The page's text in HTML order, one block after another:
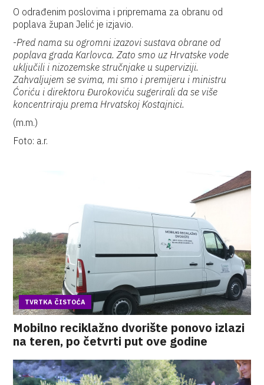
O odrađenim poslovima i pripremama za obranu od
poplava župan Jelić je izjavio.
-Pred nama su ogromni izazovi sustava obrane od
poplava grada Karlovca. Zato smo uz Hrvatske vode
uključili i nizozemske stručnjake u superviziji.
Zahvaljujem se svima, mi smo i premijeru i ministru
Ćoriću i direktoru Đurokoviću sugerirali da se više
koncentriraju prema Hrvatskoj Kostajnici.
(m.m.)
Foto: a.r.
TVRTKA ČISTOĆA
Mobilno reciklažno dvorište ponovo izlazi
na teren, po četvrti put ove godine